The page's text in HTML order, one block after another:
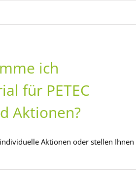
ich
für PETEC
Aktionen?
Aktionen oder stellen Ihnen